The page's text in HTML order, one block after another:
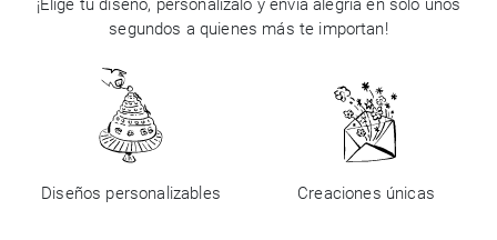
¡Elige tu diseño, personalízalo y envía alegría en solo unos
segundos a quienes más te importan!
Diseños personalizables Creaciones únicas